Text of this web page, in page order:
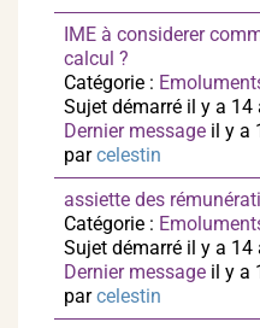
IME à considerer
calcul ?
Catégorie :
Sujet démarré il y a
Dernier message il y a
parcelestin
assiette des
Catégorie :
Sujet démarré il y a
Dernier message il y a
parcelestin